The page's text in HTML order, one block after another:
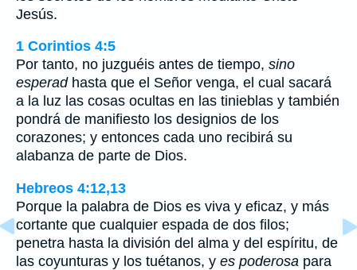
Jesús.
1 Corintios 4:5
Por tanto, no juzguéis antes de tiempo, sino
esperadhasta que el Señor venga, el cual sacará
a la luz las cosas ocultas en las tinieblas y también
pondrá de manifiesto los designios de los
corazones; y entonces cada uno recibirá su
alabanza de parte de Dios.
Hebreos 4:12,13
Porque la palabra de Dios es viva y eficaz, y más
cortante que cualquier espada de dos filos;
penetra hasta la división del alma y del espíritu, de
las coyunturas y los tuétanos, y es poderosa para